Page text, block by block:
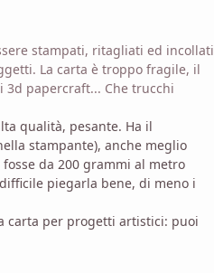
stampati, ritagliati ed incollati
La carta è troppo fragile, il
3d papercraft... Che trucchi
qualità, pesante. Ha il
stampante), anche meglio
da 200 grammi al metro
piegarla bene, di meno i
carta per progetti artistici: puoi